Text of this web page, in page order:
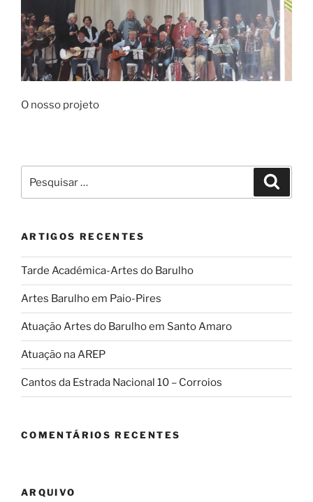
O nosso projeto
por:
ARTIGOS RECENTES
Tarde Académica-Artes do Barulho
Artes Barulho em Paio-Pires
Atuação Artes do Barulho em Santo Amaro
Atuação na AREP
Cantos da Estrada Nacional 10 – Corroios
COMENTÁRIOS RECENTES
ARQUIVO